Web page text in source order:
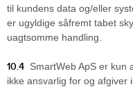
til kundens data og/eller
er ugyldige såfremt tabet
uagtsomme handling.
10.4 SmartWeb ApS er kun
ikke ansvarlig for og afgiver